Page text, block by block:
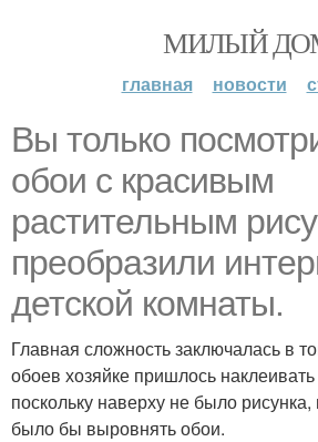
МИЛЫЙ
главная новости
Вы только
обои с красивым
растительным
преобразили
детской комнаты.
Главная сложность заключалась в
обоев хозяйке пришлось
поскольку наверху не было
было бы выровнять обои.